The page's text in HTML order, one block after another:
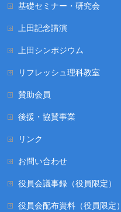
基礎セミナー・研究会
上田記念講演
上田シンポジウム
リフレッシュ理科教室
賛助会員
後援・協賛事業
リンク
お問い合わせ
役員会議事録（役員限定）
役員会配布資料（役員限定）